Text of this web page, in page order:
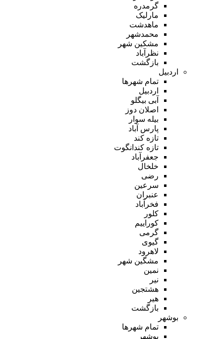
گرمدره
مارلیک
ماهدشت
محمدشهر
مشکین شهر
نظرآباد
بازگشت
اردبیل
تمام شهر‌ها
اردبیل
آبی بیگلو
اصلان دوز
بیله سوار
پارس آباد
تازه کند
تازه کندانگوت
جعفرآباد
خلخال
رضی
سرعین
عنبران
فخرآباد
کلور
کوراییم
گرمی
گیوی
لاهرود
مشگین شهر
نمین
نیر
هشتجین
هیر
بازگشت
بوشهر
تمام شهر‌ها
بوشهر